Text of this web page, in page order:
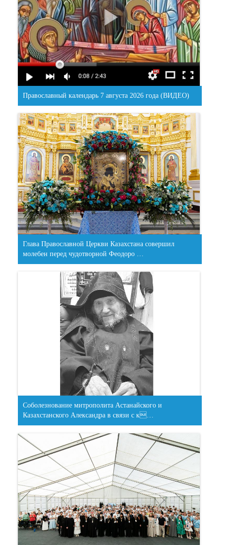
Православный календарь 7 августа 2026 года (ВИДЕО)
Глава Православной Церкви Казахстана совершил
молебен перед чудотворной Феодоро …
Соболезнование митрополита Астанайского и
Казахстанского Александра в связи с к…